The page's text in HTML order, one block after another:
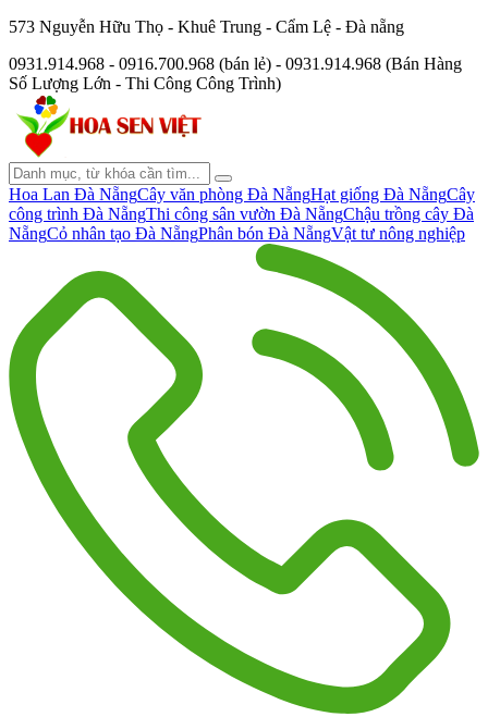
573 Nguyễn Hữu Thọ - Khuê Trung - Cẩm Lệ - Đà nẵng
0931.914.968 - 0916.700.968 (bán lẻ) - 0931.914.968 (Bán Hàng
Số Lượng Lớn - Thi Công Công Trình)
Hoa Lan Đà NẵngCây văn phòng Đà NẵngHạt giống Đà NẵngCây
công trình Đà NẵngThi công sân vườn Đà NẵngChậu trồng cây Đà
NẵngCỏ nhân tạo Đà NẵngPhân bón Đà NẵngVật tư nông nghiệp